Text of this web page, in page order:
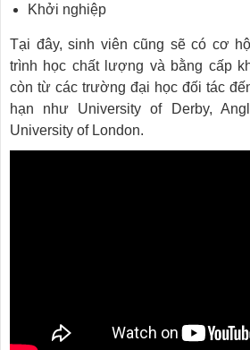
Khởi nghiệp
Tại đây, sinh viên cũng sẽ có cơ
trình học chất lượng và bằng cấp
còn từ các trường đại học đối tác
hạn như University of Derby,
University of London.